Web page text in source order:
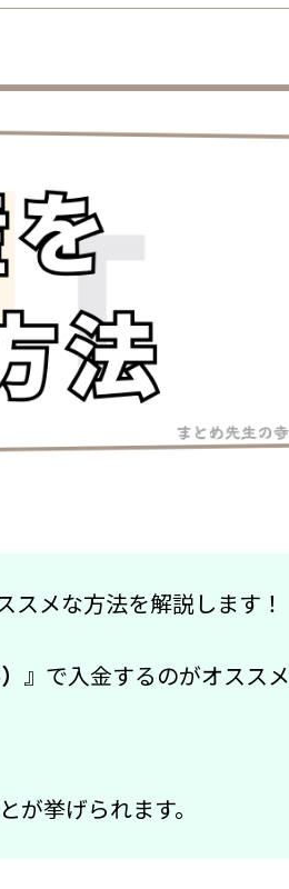
スメな方法を解説します！
』で入金するのがオススメ
が挙げられます。